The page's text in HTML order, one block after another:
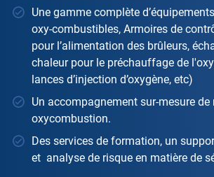
Une gamme complète
oxy-combustibles, Armoires de
pour l’alimentation des brûleurs,
chaleur pour le préchauffage de
lances d’injection d’oxygène, etc)
Un accompagnement sur-mesure de
oxycombustion.
Des services de formation, un
et analyse de risque en matière de